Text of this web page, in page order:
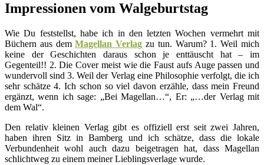
Impressionen vom Walgeburtstag
Wie Du feststellst, habe ich in den letzten Wochen vermehrt mit
Büchern aus demMagellan Verlag zu tun. Warum? 1. Weil mich
keine der Geschichten daraus schon je enttäuscht hat – im
Gegenteil!! 2. Die Cover meist wie die Faust aufs Auge passen und
wundervoll sind 3. Weil der Verlag eine Philosophie verfolgt, die ich
sehr schätze 4. Ich schon so viel davon erzähle, dass mein Freund
ergänzt, wenn ich sage: „Bei Magellan…“, Er: „…der Verlag mit
dem Wal“.
Den relativ kleinen Verlag gibt es offiziell erst seit zwei Jahren,
haben ihren Sitz in Bamberg und ich schätze, dass die lokale
Verbundenheit wohl auch dazu beigetragen hat, dass Magellan
schlichtweg zu einem meiner Lieblingsverlage wurde.